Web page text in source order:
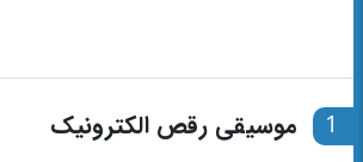
1 موسیقی رقص الکترونیک